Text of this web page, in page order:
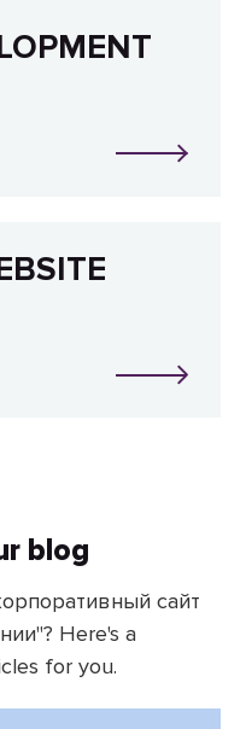
blog
сайт
Here's a
for you.